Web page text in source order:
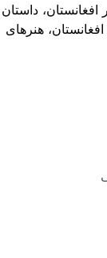
داستان
هنرهای